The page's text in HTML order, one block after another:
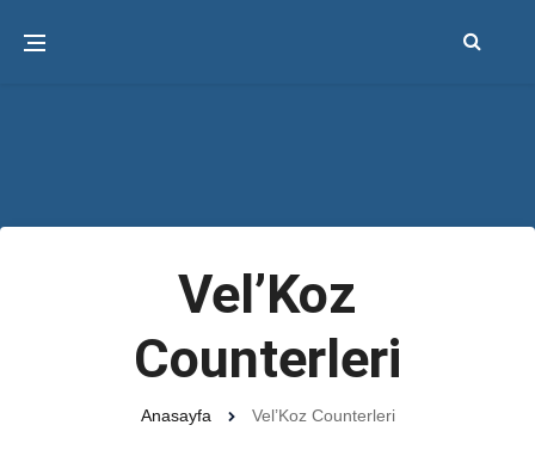
Vel’Koz
Counterleri
Anasayfa Vel’Koz Counterleri